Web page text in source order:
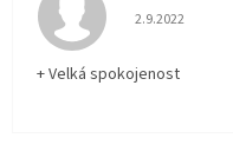
Hodnocení
2.9.2022
+ Velká spokojenost